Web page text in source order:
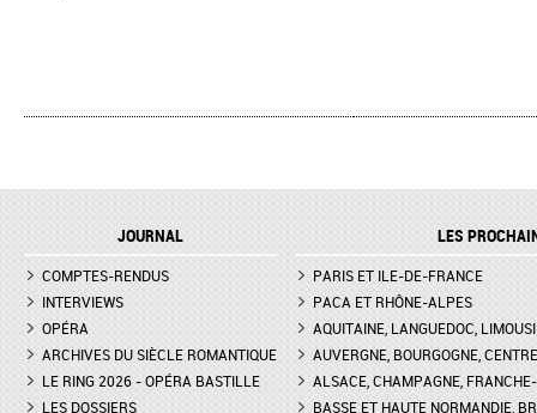
JOURNAL
COMPTES-RENDUS
INTERVIEWS
OPÉRA
ARCHIVES DU SIÈCLE ROMANTIQUE
LE RING 2026 - OPÉRA BASTILLE
LES DOSSIERS
LES
PARIS ET ILE-DE-FRANCE
PACA ET RHÔNE-ALPES
AQUITAINE, LANGUEDOC,
AUVERGNE, BOURGOGNE, CENTRE
ALSACE, CHAMPAGNE,
BASSE ET HAUTE NORMANDIE,